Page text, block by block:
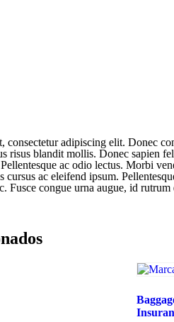
consectetur adipiscing elit. Donec
risus blandit mollis. Donec sapien
ac odio lectus. Morbi
cursus ac eleifend ipsum.
Fusce congue urna augue, id